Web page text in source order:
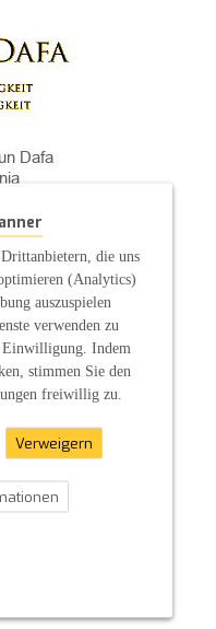
die uns
(Analytics)
auszuspielen
verwenden zu
Indem
stimmen Sie den
freiwillig zu.
Verweigern